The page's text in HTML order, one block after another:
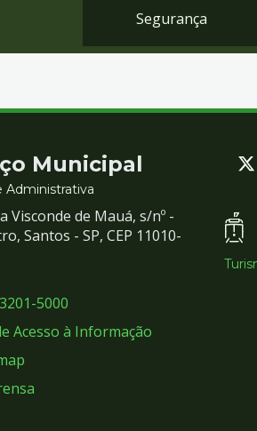
Segurança
Municipal
Administrativa
Visconde de Mauá, s/nº -
Santos - SP, CEP 11010-
5000
Acesso à Informação